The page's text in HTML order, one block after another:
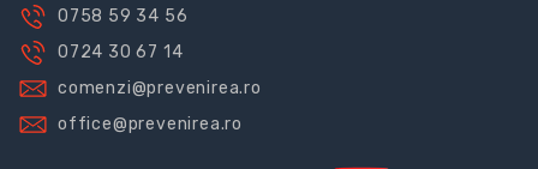
0758 59 34 56
0724 30 67 14
comenzi@prevenirea.ro
office@prevenirea.ro